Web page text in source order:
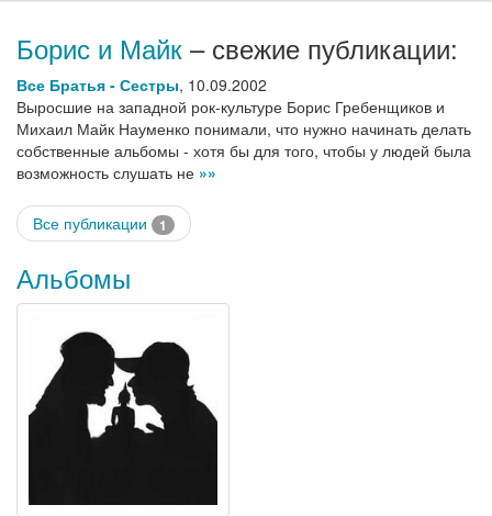
Борис и Майк – свежие публикации:
Все Братья - Сестры, 10.09.2002
Выросшие на западной рок-культуре Борис Гребенщиков и
Михаил Майк Науменко понимали, что нужно начинать делать
собственные альбомы - хотя бы для того, чтобы у людей была
возможность слушать не »»
Все публикации 1
Альбомы